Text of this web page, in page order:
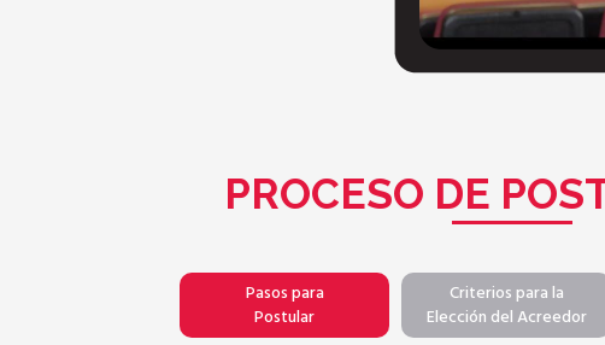
PROCESO DE
Pasos para
Postular
Criterios para la
Elección del Acreedor